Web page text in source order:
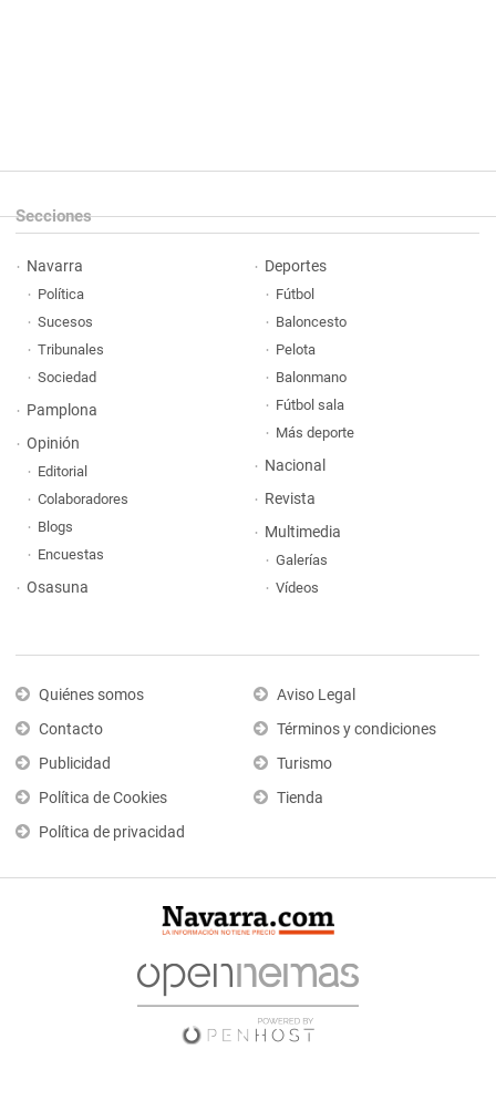
Secciones
Navarra
Política
Sucesos
Tribunales
Sociedad
Pamplona
Opinión
Editorial
Colaboradores
Blogs
Encuestas
Osasuna
Deportes
Fútbol
Baloncesto
Pelota
Balonmano
Fútbol sala
Más deporte
Nacional
Revista
Multimedia
Galerías
Vídeos
Quiénes somos
Contacto
Publicidad
Política de Cookies
Política de privacidad
Aviso Legal
Términos y condiciones
Turismo
Tienda